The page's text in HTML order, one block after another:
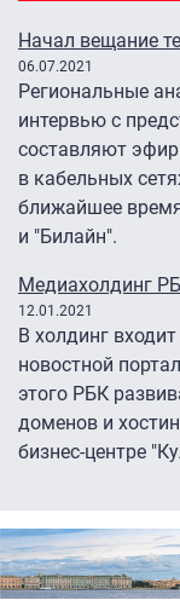
Начал вещание
06.07.2021
Региональные
интервью c
составляют
в кабельных
ближайшее
и "Билайн".
Медиахолдинг
12.01.2021
В холдинг
новостной
этого РБК
доменов и
бизнес-центре